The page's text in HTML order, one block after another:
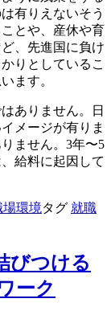
有りえないそう
とや、産休や育
、先進国に負け
りとしているこ
ます。
ありません。日
メージが有りま
ません。3年〜5
給料に起因して
場環境タグ 就職
びつける
ーク